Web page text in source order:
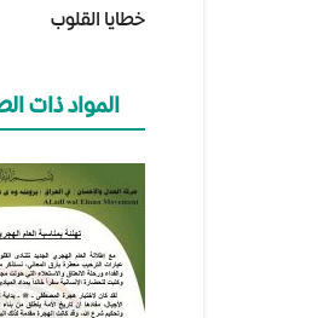
خطايا القلوب
المواد ذات